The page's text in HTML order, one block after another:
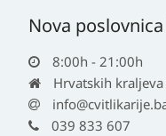
Nova
8:00h - 21:00h
Hrvatskih
039 833 607